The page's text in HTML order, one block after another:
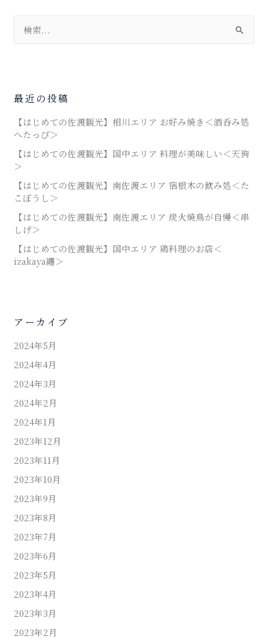
:最近の投稿
【はじめての佐渡観光】相川エリア お好み焼き＜酒呑み処
へたっぴ＞
【はじめての佐渡観光】国中エリア 料理が美味しい＜天狗
＞
【はじめての佐渡観光】南佐渡エリア 宿根木の飲み処＜た
こぼうし＞
【はじめての佐渡観光】南佐渡エリア 炭火焼鳥が自慢＜串
しげ＞
【はじめての佐渡観光】国中エリア 鶏料理のお店＜
izakaya纏＞
アーカイブ
2024年5月
2024年4月
2024年3月
2024年2月
2024年1月
2023年12月
2023年11月
2023年10月
2023年9月
2023年8月
2023年7月
2023年6月
2023年5月
2023年4月
2023年3月
2023年2月